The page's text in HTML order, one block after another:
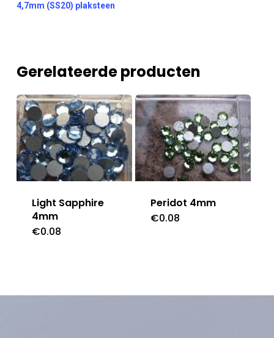
4,7mm (SS20) plaksteen
Gerelateerde producten
Light Sapphire
4mm
€0.08
Peridot 4mm
€0.08